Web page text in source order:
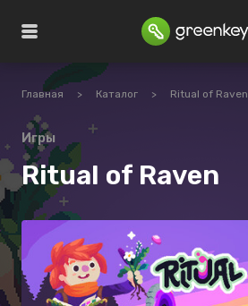
Главная > Каталог > Ritual of Raven
Игры
Ritual of Raven